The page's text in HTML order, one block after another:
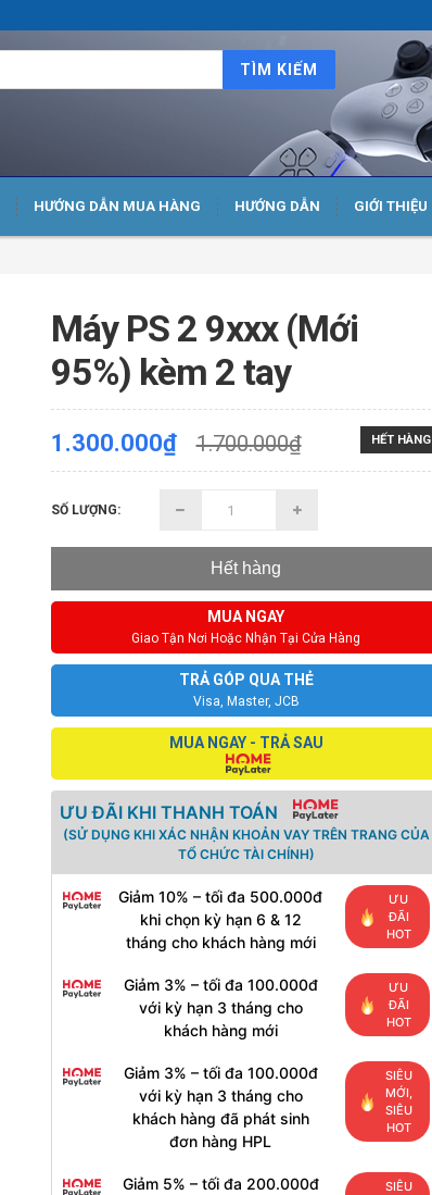
TÌM KIẾM
HƯỚNG DẪN MUA HÀNG HƯỚNG DẪN GIỚI THIỆU
Máy PS 2 9xxx (Mới
95%) kèm 2 tay
HẾT HÀNG
1.300.000₫ 1.700.000₫
SỐ LƯỢNG:
Hết hàng
MUA NGAY
Giao Tận Nơi Hoặc Nhận Tại Cửa Hàng
TRẢ GÓP QUA THẺ
Visa, Master, JCB
MUA NGAY - TRẢ SAU
ƯU ĐÃI KHI THANH TOÁN
(SỬ DỤNG KHI XÁC NHẬN KHOẢN VAY TRÊN TRANG CỦA
TỔ CHỨC TÀI CHÍNH)
Giảm 10% – tối đa 500.000đ
khi chọn kỳ hạn 6 & 12
tháng cho khách hàng mới
ƯU
ĐÃI
HOT
Giảm 3% – tối đa 100.000đ
với kỳ hạn 3 tháng cho
khách hàng mới
ƯU
ĐÃI
HOT
Giảm 3% – tối đa 100.000đ
với kỳ hạn 3 tháng cho
khách hàng đã phát sinh
đơn hàng HPL
SIÊU
MỚI,
SIÊU
HOT
Giảm 5% – tối đa 200.000đ
SIÊU